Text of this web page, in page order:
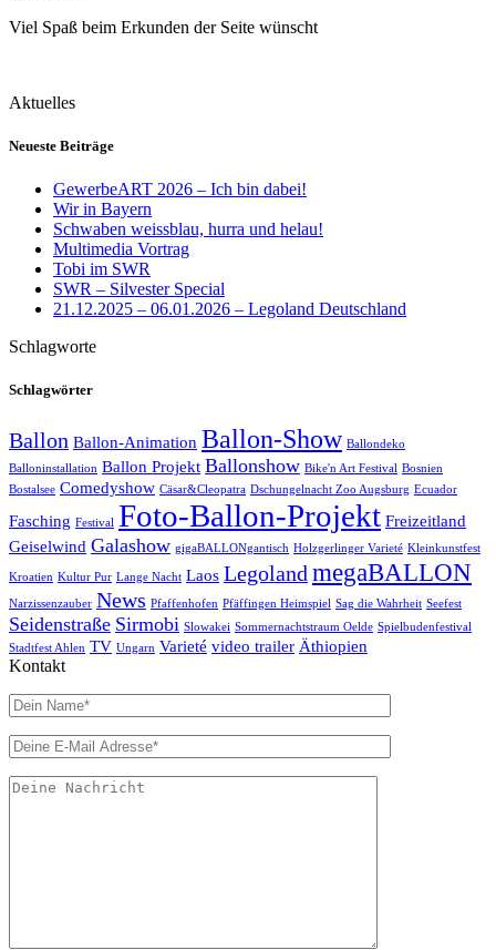
Viel Spaß beim Erkunden der Seite wünscht
Aktuelles
Neueste Beiträge
GewerbeART 2026 – Ich bin dabei!
Wir in Bayern
Schwaben weissblau, hurra und helau!
Multimedia Vortrag
Tobi im SWR
SWR – Silvester Special
21.12.2025 – 06.01.2026 – Legoland Deutschland
Schlagworte
Schlagwörter
Ballon Ballon-Animation Ballon-Show Ballondeko
Balloninstallation Ballon Projekt Ballonshow Bike'n Art Festival Bosnien
Bostalsee Comedyshow Cäsar&Cleopatra Dschungelnacht Zoo Augsburg Ecuador
Fasching Festival Foto-Ballon-Projekt Freizeitland
Geiselwind Galashow gigaBALLONgantisch Holzgerlinger Varieté Kleinkunstfest
Kroatien Kultur Pur Lange Nacht Laos Legoland megaBALLON
Narzissenzauber News Pfaffenhofen Pfäffingen Heimspiel Sag die Wahrheit Seefest
Seidenstraße Sirmobi Slowakei Sommernachtstraum Oelde Spielbudenfestival
Stadtfest Ahlen TV Ungarn Varieté video trailer Äthiopien
Kontakt